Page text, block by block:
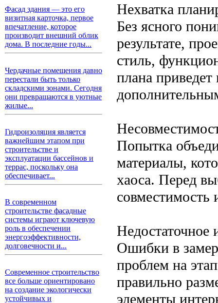
Фасад здания — это его
визитная карточка, первое
впечатление, которое
производит внешний облик
дома. В последние годы...
Чердачные помещения давно
перестали быть только
складскими зонами. Сегодня
они превращаются в уютные
жилые...
Гидроизоляция является
важнейшим этапом при
строительстве и
эксплуатации бассейнов и
террас, поскольку она
обеспечивает...
В современном
строительстве фасадные
системы играют ключевую
роль в обеспечении
энергоэффективности,
долговечности и...
Современное строительство
все больше ориентировано
на создание экологически
устойчивых и
Нехватка
Без ясного
результате,
стиль,
плана
Попытка
материалы,
хаоса. Перед
совместимость
Недостаточное
Ошибки в
проблем на
правильно
элементы